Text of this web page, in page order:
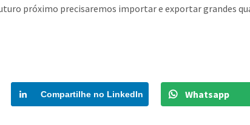
próximo precisaremos importar e exportar grandes
Compartilhe no LinkedIn Whatsapp